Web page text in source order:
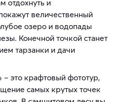
отдохнуть и
величественный
озеро и водопады
Конечной точкой станет
тарзанки и дачи
– это крафтовый фототур,
самых крутых точек